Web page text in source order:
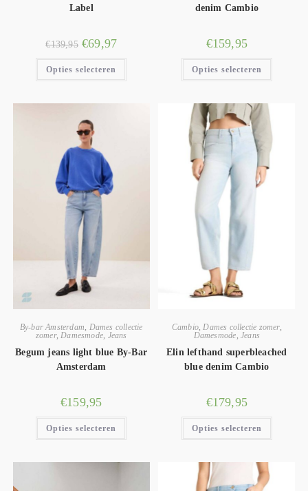
Label
€139,95 €69,97
Opties selecteren
denim Cambio
€159,95
Opties selecteren
By-bar Amsterdam
Dames collectie
zomer, Damesmode Jeans
Begum jeans light blue By-Bar
Amsterdam
€159,95
Opties selecteren
Cambio, Dames collectie zomer,
Damesmode Jeans
Elin lefthand superbleached
blue denim Cambio
€179,95
Opties selecteren